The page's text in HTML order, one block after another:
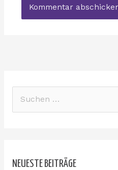
eNEUESTE BEITRÄGE